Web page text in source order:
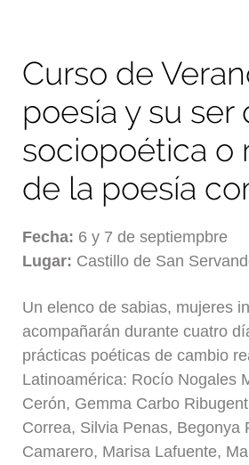
Curso de
poesía y su ser
sociopoética o
de la poesía
Fecha: 6 y 7 de septiempbre
Lugar: Castillo de San
Un elenco de sabias, mujeres
acompañarán durante cuatro
prácticas poéticas de cambio
Latinoamérica: Rocío Nogales
Cerón, Gemma Carbo
Correa, Silvia Penas, Begonya
Camarero, Marisa Lafuente,